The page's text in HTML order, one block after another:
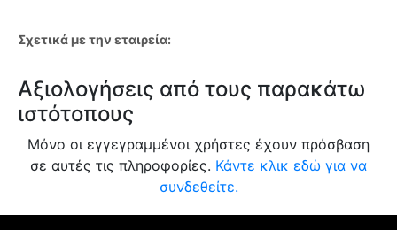
Σχετικά με την εταιρεία:
Αξιολογήσεις από τους παρακάτω
ιστότοπους
Μόνο οι εγγεγραμμένοι χρήστες έχουν πρόσβαση
σε αυτές τις πληροφορίες. Κάντε κλικ εδώ για να
συνδεθείτε.